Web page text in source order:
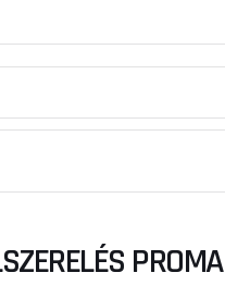
PROMA